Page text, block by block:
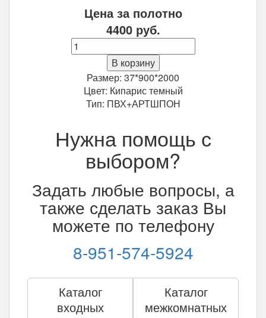
Цена за полотно
4400 руб.
Количество
Межкомнатная
Фрегат
Прага
темный
900*2000
В корзину
Размер: 37*900*2000
Цвет: Кипарис темный
Тип: ПВХ+АРТШПОН
Нужна помощь с
выбором?
Задать любые вопросы, а
также сделать заказ Вы
можете по телефону
8-951-574-5924
Каталог
входных
Каталог
межкомнатных